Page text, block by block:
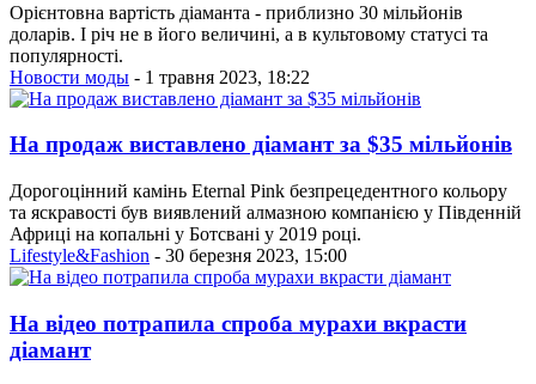
Орієнтовна вартість діаманта - приблизно 30 мільйонів
доларів. І річ не в його величині, а в культовому статусі та
популярності.
Новости моды - 1 травня 2023, 18:22
На продаж виставлено діамант за $35 мільйонів
Дорогоцінний камінь Eternal Pink безпрецедентного кольору
та яскравості був виявлений алмазною компанією у Південній
Африці на копальні у Ботсвані у 2019 році.
Lifestyle&Fashion - 30 березня 2023, 15:00
На відео потрапила спроба мурахи вкрасти
діамант